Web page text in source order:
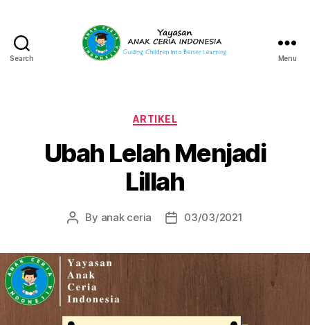
Search
Indonesia
Menu
Categories
ARTIKEL
Ubah Lelah Menjadi
Lillah
Post
By anak ceria
Post03/03/2021